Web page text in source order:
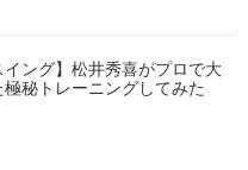
イング】松井秀喜がプロで大
極秘トレーニングしてみた